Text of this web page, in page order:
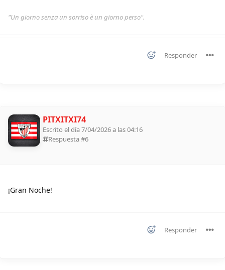
"Un giorno senza un sorriso è un giorno perso".
Responder
PITXITXI74
Escrito el día 7/04/2026 a las 04:16
Respuesta #6
¡Gran Noche!
Responder